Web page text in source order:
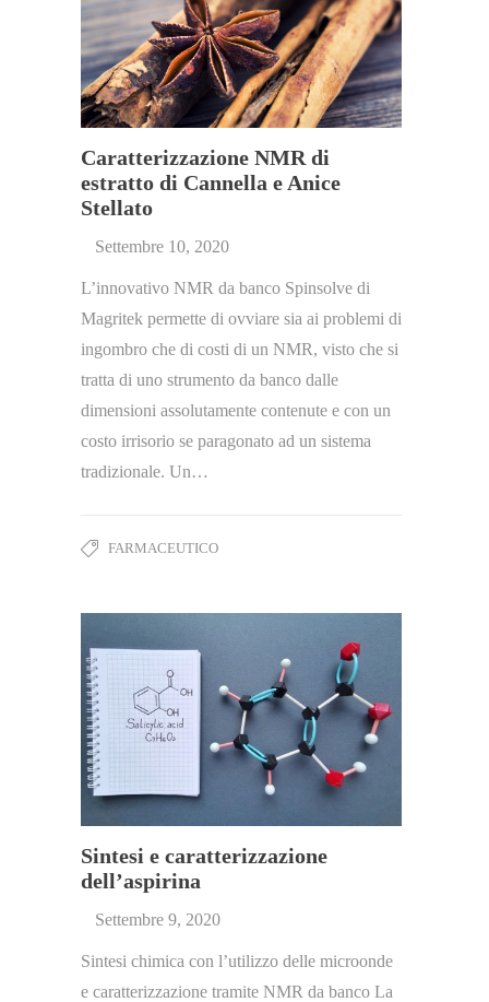
Caratterizzazione NMR di
estratto di Cannella e Anice
Stellato
Settembre 10, 2020
L’innovativo NMR da banco Spinsolve di
Magritek permette di ovviare sia ai problemi di
ingombro che di costi di un NMR, visto che si
tratta di uno strumento da banco dalle
dimensioni assolutamente contenute e con un
costo irrisorio se paragonato ad un sistema
tradizionale. Un…
FARMACEUTICO
Sintesi e caratterizzazione
dell’aspirina
Settembre 9, 2020
Sintesi chimica con l’utilizzo delle microonde
e caratterizzazione tramite NMR da banco La